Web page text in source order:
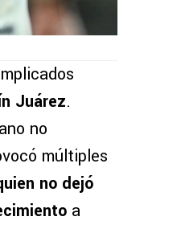
Juárez.
no
múltiples
no dejó
a